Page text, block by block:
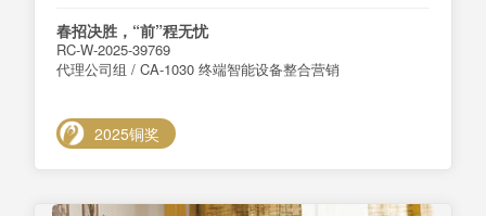
春招决胜，“前”程无忧
RC-W-2025-39769
代理公司组 / CA-1030 终端智能设备整合营销
2025铜奖